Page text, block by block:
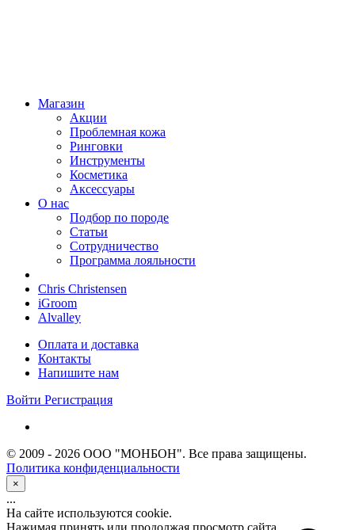
Магазин
Акции
Проблемная кожа
Ринговки
Инструменты
Косметика
Аксессуары
О нас
Подбор по породе
Статьи
Сотрудничество
Программа лояльности
Chris Christensen
iGroom
Alvalley
Оплата и доставка
Контакты
Напишите нам
Войти Регистрация
© 2009 - 2026 ООО "МОНБОН". Все права защищены.
Политика конфиденциальности
×
...
На сайте используются cookie.